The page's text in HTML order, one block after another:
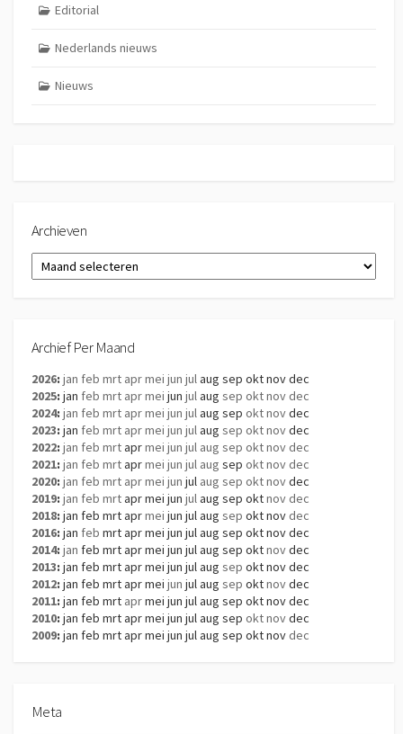
Editorial
Nederlands nieuws
Nieuws
Archieven
Archieven
Archief Per Maand
2026: jan feb mrt aprmei jun julaug sep oktnovdec
2025: jan feb mrt aprmei jun julaug sep oktnov dec
2024: jan feb mrt aprmei jun julaug sep oktnovdec
2023: jan feb mrt aprmei jun julaug sep oktnovdec
2022: jan feb mrtaprmei jun jul aug sep oktnov dec
2021: jan feb mrtaprmei jun jul aug sep oktnov dec
2020: jan feb mrt aprmei jun jul aug sep oktnovdec
2019: jan feb mrtaprmei jun julaug sep oktnov dec
2018: jan feb mrtaprmei jun julaug sep oktnov dec
2016: jan feb mrtaprmei jun julaug sep oktnovdec
2014: jan feb mrtaprmei jun julaug sep oktnovdec
2013: jan feb mrtaprmei jun julaug sep oktnovdec
2012: jan feb mrtaprmei jun julaug sep oktnovdec
2011: jan feb mrt aprmei jun julaug sep oktnovdec
2010: jan feb mrtaprmei jun julaug sep oktnovdec
2009: jan feb mrtaprmei jun julaug sep oktnov dec
Meta